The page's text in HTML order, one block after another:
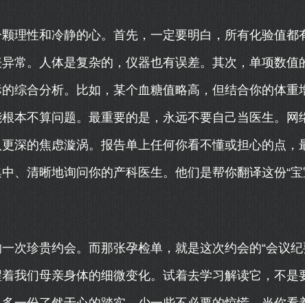
理性和冷静的心。首先，一定要明白，所有化验值都
常。人体是复杂的，仪器也有误差。其次，单项数值
综合分析。比如，某个血糖值略高，但结合你的体重
本不算问题。最重要的是，永远不要自己当医生。网
深的焦虑漩涡。报告单上任何你看不懂或担心的点，
、清晰地询问你的产科医生。他们是帮你翻译这份“宝
次珍贵约会。而那张孕检单，就是这次约会的“会议
我们母亲身体的细微变化。试着去学习解读它，不是